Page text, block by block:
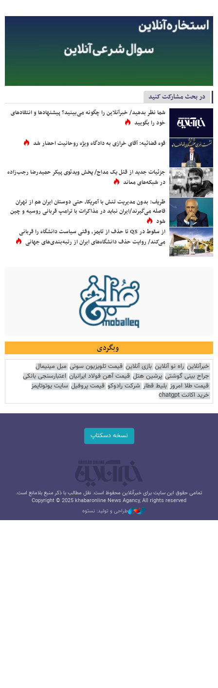
در بحث مشارکت کنید
شما نظر بدهید/ خبرآنلاین را چگونه می‌بینید؟ پیشنهادها و انتقادهای
خود را بگویید
قوه قضائیه: آقای خرازی به دادگاه ویژه روحانیت احضار شد
جزئیات جدید از قتل یک مداح/ پخش ویدئوی پیکر حمیدرضا رجب‌زاده
در شبکه‌های معاند
ظریف: بدون مدیریت تنش با آمریکا، حتی دوستان ایران هم از تهران
فاصله می‌گیرند/ایران نباید در مذاکرات با ترامپ قربانی روسیه و چین
شود
از سقوط در QS تا حذف از تایمز، وقتی سیاست دانشگاه را قربانی
می‌کند/ روایت حذف دانشگاه‌های ایران از رتبه‌بندی‌های جهانی
وبگردی
خبرآنلاین راه نو آنلاین بازی آنلاین قیمت تلویزیون سونی مبل مینیمال
جراح بینی گوشتی پرشین هتل قیمت آهن فولاد ایرانیان اعتبارسنجی بانکی
قیمت طلا امروز بلیط قطار شرکت رادوکو قیمت پروفیل سایت یوتوتایمز
خرید اکانت chatgpt
نسخه دسکتاپ
تمامی حقوق این سایت برای خبرآنلاین محفوظ است. نقل مطالب با ذکر منبع بلامانع است.
Copyright © 2025 khabaronline News Agancy, All rights reserved
طراحی و تولید: نستوه